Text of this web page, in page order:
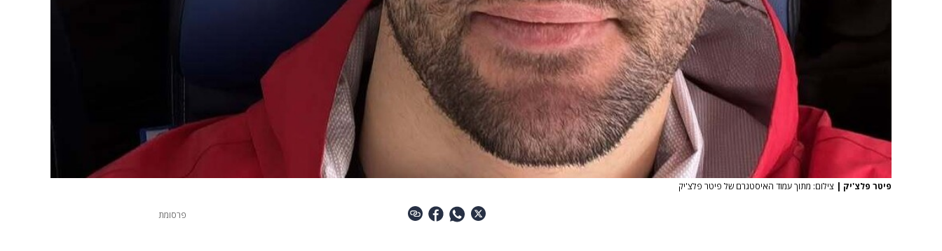
פיטר פלצ'יק | צילום: מתוך עמוד האיסטגרם של פיטר פלצ'יק
פרסומת